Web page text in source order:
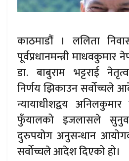
काठमाडौं । ललिता
पूर्वप्रधानमन्त्री माधवकुमार
डा. बाबुराम भट्टराई
निर्णय झिकाउन
न्यायाधीशद्वय अनिलकुमार
फुँयालको इजलासले
दुरुपयोग अनुसन्धान
सर्वोच्चले आदेश दिएको हो।